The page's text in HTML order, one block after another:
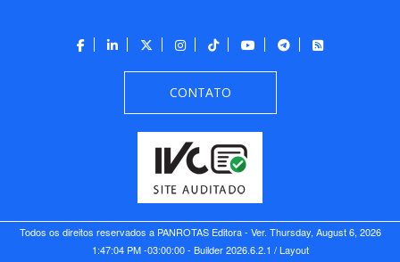
CONTATO
Todos os direitos reservados a PANROTAS Editora - Ver. Thursday, August 6, 2026
1:47:04 PM -03:00:00 - Builder 2026.6.2.1 / Layout